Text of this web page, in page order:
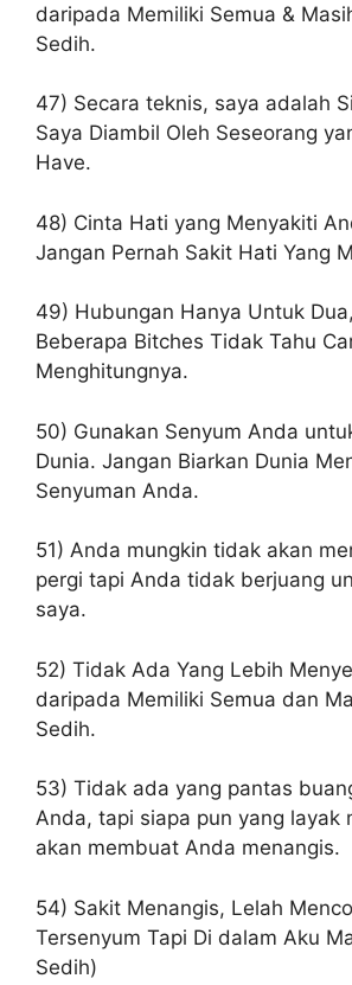
daripada Memiliki Semua &
Sedih.
47) Secara teknis, saya adalah
Saya Diambil Oleh Seseorang
Have.
48) Cinta Hati yang Menyakiti
Jangan Pernah Sakit Hati Yang
49) Hubungan Hanya Untuk
Beberapa Bitches Tidak Tahu
Menghitungnya.
50) Gunakan Senyum Anda
Dunia. Jangan Biarkan Dunia
Senyuman Anda.
51) Anda mungkin tidak akan
pergi tapi Anda tidak berjuang
saya.
52) Tidak Ada Yang Lebih
daripada Memiliki Semua dan
Sedih.
53) Tidak ada yang pantas
Anda, tapi siapa pun yang layak
akan membuat Anda menangis.
54) Sakit Menangis, Lelah
Tersenyum Tapi Di dalam Aku
Sedih)